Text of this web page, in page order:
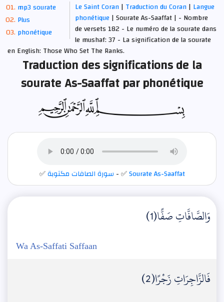
mp3 sourate
Plus
phonétique
Le Saint Coran| Traduction du Coran| Langue
phonétique | Sourate As-Saaffat | - Nombre
de versets 182 - Le numéro de la sourate dans
le mushaf: 37 - La signification de la sourate
en English: Those Who Set The Ranks.
Traduction des significations de la
sourate As-Saaffat par phonétique
✅سورة الصافات مكتوبة - ✅Sourate As-Saaffat
وَالصَّافَّاتِ صَفًّا(1)
Wa As-Saffati Saffaan
فَالزَّاجِرَاتِ زَجْرًا(2)